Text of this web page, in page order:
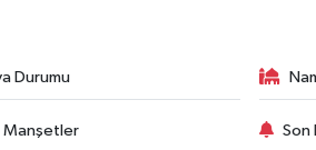
Durumu
Manşetler Son